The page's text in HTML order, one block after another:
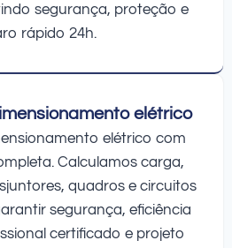
segurança, proteção e
rápido 24h.
elétrico
elétrico com
Calculamos carga,
quadros e circuitos
segurança, eficiência
certificado e projeto